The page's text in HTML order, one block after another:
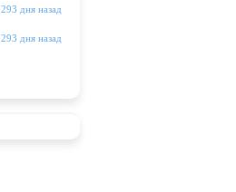
293 дня назад
293 дня назад